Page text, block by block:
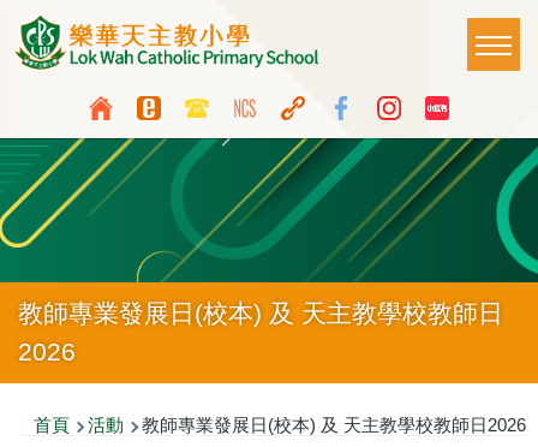
移至主內容
Top
Media
Icon
Button
Language
switcher
Main
教師專業發展日(校本) 及 天主教學校教師日
2026
導
首頁 活動 教師專業發展日(校本) 及 天主教學校教師日2026